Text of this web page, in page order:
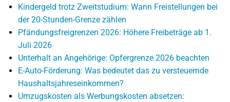
Kindergeld trotz Zweitstudium: Wann Freistellungen bei
der 20-Stunden-Grenze zählen
Pfändungsfreigrenzen 2026: Höhere Freibeträge ab 1.
Juli 2026
Unterhalt an Angehörige: Opfergrenze 2026 beachten
E-Auto-Förderung: Was bedeutet das zu versteuernde
Haushaltsjahreseinkommen?
Umzugskosten als Werbungskosten absetzen: